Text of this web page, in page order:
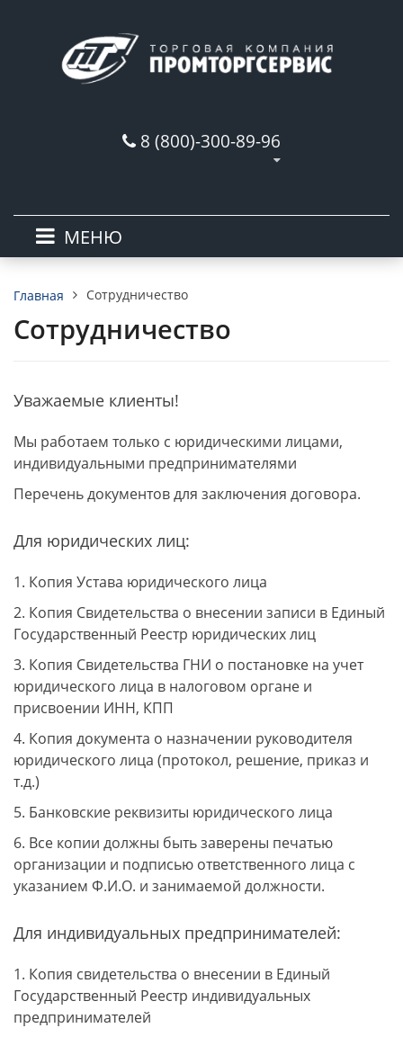
8 (800)-300-89-96
МЕНЮ
Главная Сотрудничество
Сотрудничество
Уважаемые клиенты!
Мы работаем только с юридическими лицами,
индивидуальными предпринимателями
Перечень документов для заключения договора.
Для юридических лиц:
1. Копия Устава юридического лица
2. Копия Свидетельства о внесении записи в Единый
Государственный Реестр юридических лиц
3. Копия Свидетельства ГНИ о постановке на учет
юридического лица в налоговом органе и
присвоении ИНН, КПП
4. Копия документа о назначении руководителя
юридического лица (протокол, решение, приказ и
т.д.)
5. Банковские реквизиты юридического лица
6. Все копии должны быть заверены печатью
организации и подписью ответственного лица с
указанием Ф.И.О. и занимаемой должности.
Для индивидуальных предпринимателей:
1. Копия свидетельства о внесении в Единый
Государственный Реестр индивидуальных
предпринимателей